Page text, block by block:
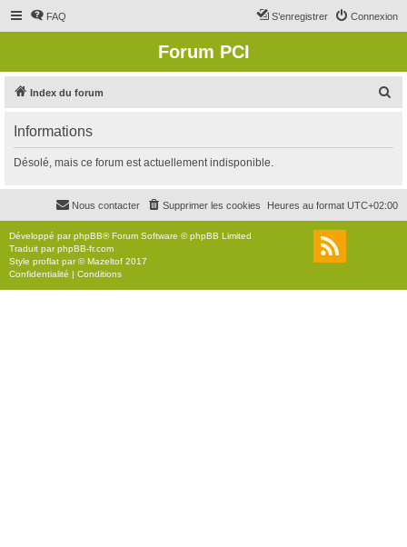
FAQ Connexion
S’enregistrer
Forum PCI
Index du forum
r
c
r
Informations
Désolé, mais ce forum est actuellement indisponible.
Heures au format UTC+02:00
Supprimer les cookies
Nous contacter
Développé parphpBB® Forum Software © phpBB Limited
Traduit parphpBB-fr.com
Style proflat par ©Mazeltof 2017
Confidentialité | Conditions